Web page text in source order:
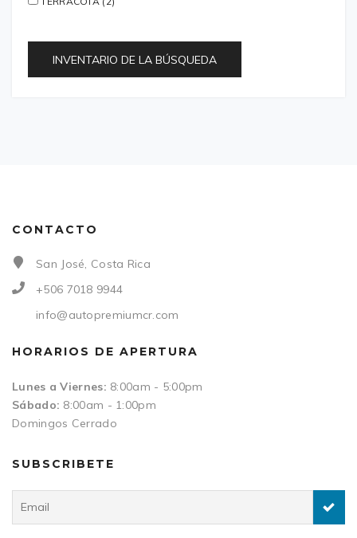
INVENTARIO DE LA BÚSQUEDA
CONTACTO
San José, Costa Rica
+506 7018 9944
info@autopremiumcr.com
HORARIOS DE APERTURA
Lunes a Viernes: 8:00am - 5:00pm
Sábado: 8:00am - 1:00pm
Domingos Cerrado
SUBSCRIBETE